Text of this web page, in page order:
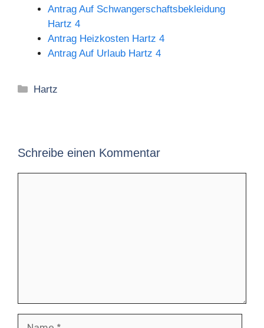
Antrag Auf Schwangerschaftsbekleidung
Hartz 4
Antrag Heizkosten Hartz 4
Antrag Auf Urlaub Hartz 4
Kategorien
Hartz
Schreibe einen Kommentar